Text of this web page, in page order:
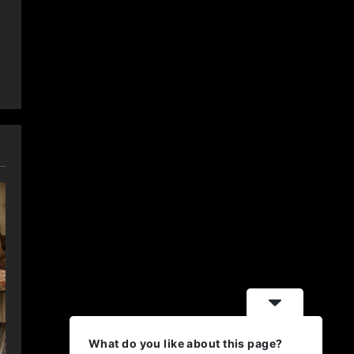
What do you like about this page?